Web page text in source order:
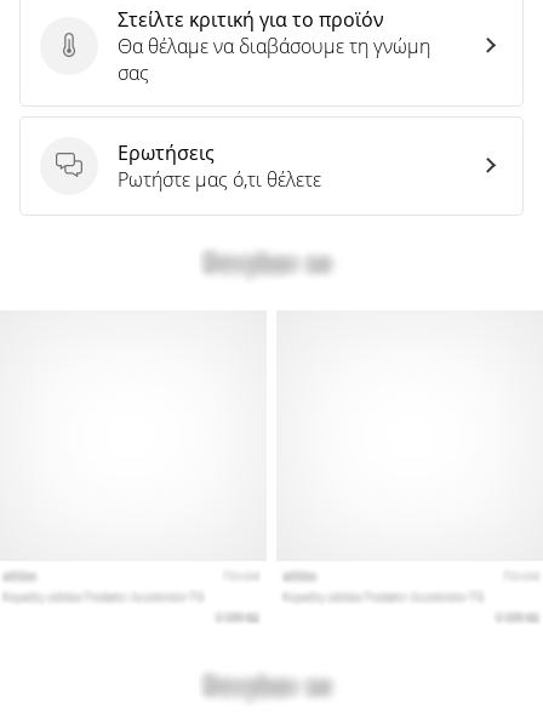
Στείλτε κριτική για το προϊόν
Στείλτε κριτική για το προϊόν
Θα θέλαμε να διαβάσουμε τη γνώμη
σας
Ερωτήσεις
Ερωτήσεις
Ρωτήστε μας ό,τι θέλετε